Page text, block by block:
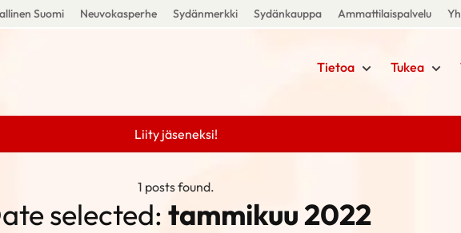
Suomi Neuvokasperhe Sydänmerkki Sydänkauppa Ammattilaispalvelu
Tietoa Tukea
Liity jäseneksi!
1 posts found.
selected:tammikuu 2022